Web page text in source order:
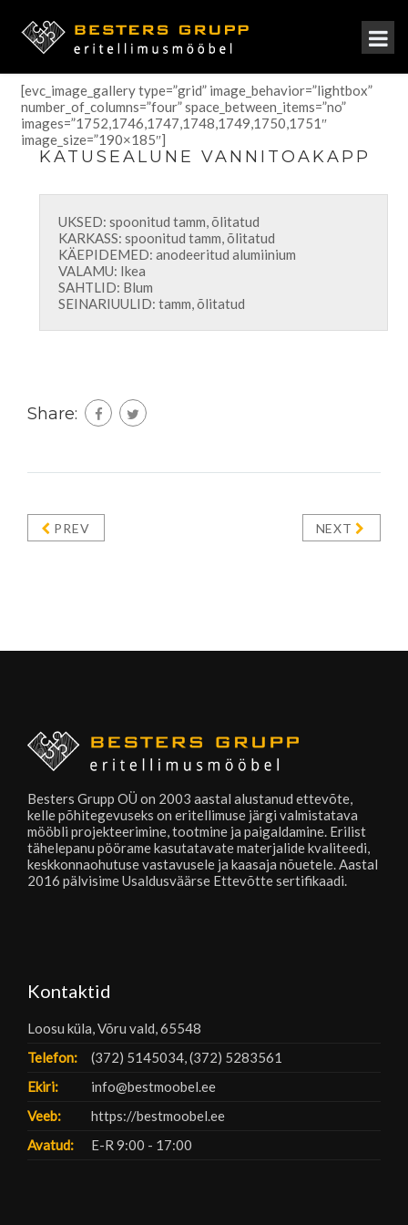
[evc_image_gallery type=”grid” image_behavior=”lightbox”
number_of_columns=”four” space_between_items=”no”
images=”1752,1746,1747,1748,1749,1750,1751″
image_size=”190×185″]
KATUSEALUNE VANNITOAKAPP
UKSED: spoonitud tamm, õlitatud
KARKASS: spoonitud tamm, õlitatud
KÄEPIDEMED: anodeeritud alumiinium
VALAMU: Ikea
SAHTLID: Blum
SEINARIUULID: tamm, õlitatud
Share:
PREV NEXT
Besters Grupp OÜ on 2003 aastal alustanud ettevõte,
kelle põhitegevuseks on eritellimuse järgi valmistatava
mööbli projekteerimine, tootmine ja paigaldamine. Erilist
tähelepanu pöörame kasutatavate materjalide kvaliteedi,
keskkonnaohutuse vastavusele ja kaasaja nõuetele. Aastal
2016 pälvisime Usaldusväärse Ettevõtte sertifikaadi.
Kontaktid
Loosu küla, Võru vald, 65548
Telefon:
(372) 5145034, (372) 5283561
Ekiri:
info@bestmoobel.ee
Veeb:
https://bestmoobel.ee
Avatud:
E-R 9:00 - 17:00